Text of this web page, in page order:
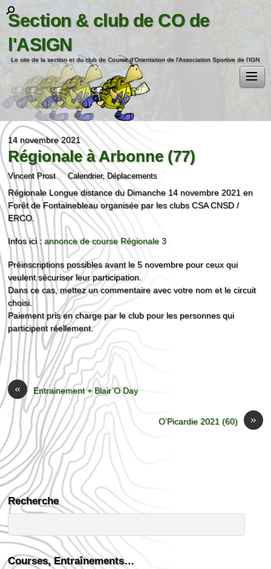
Section & club de CO de
l'ASIGN
Le site de la section et du club de Course d'Orientation de l'Association Sportive de l'IGN
14 novembre 2021
Régionale à Arbonne (77)
Vincent Prost Calendrier, Déplacements
Régionale Longue distance du Dimanche 14 novembre 2021 en
Forêt de Fontainebleau organisée par les clubs CSA CNSD /
ERCO.
Infos ici :annonce de course Régionale 3
Préinscriptions possibles avant le 5 novembre pour ceux qui
veulent sécuriser leur participation.
Dans ce cas, mettez un commentaire avec votre nom et le circuit
choisi.
Paiement pris en charge par le club pour les personnes qui
participent réellement.
« Entrainement + Blair’O Day
»
O’Picardie 2021 (60)
Recherche
Courses, Entraînements…